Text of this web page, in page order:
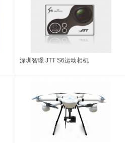
深圳智璟 JTT S6运动相机